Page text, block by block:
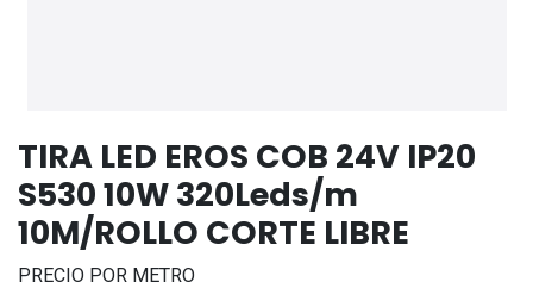
TIRA LED EROS COB 24V IP20
S530 10W 320Leds/m
10M/ROLLO CORTE LIBRE
PRECIO POR METRO